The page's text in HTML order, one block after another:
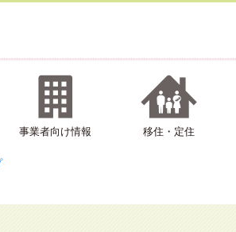
事業者向け情報 移住・定住